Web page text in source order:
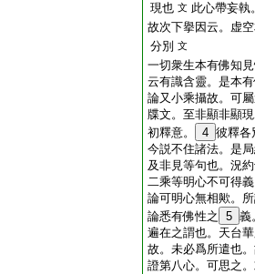
現也 文 此心帶妄執
故次下擧因云。虚
分別 文
一切衆生本有佛知
云有識含靈。是本
論又小乘攝故。可
牒文。至非顯非顯
初釋意。
4 彼釋各
今説不住諸法。是
及非見等句也。況
二乘等明心不可得
論可明心無相歟。
論悉有佛性之
5 義
遍在之謂也。天台
故。未必爲所遣也
證第八心。可思之